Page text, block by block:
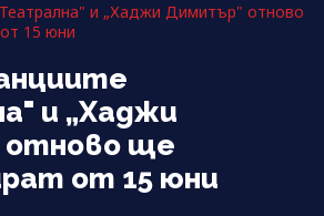
и „Хаджи Димитър" отново
15 юни
и „Хаджи
ще
от 15 юни